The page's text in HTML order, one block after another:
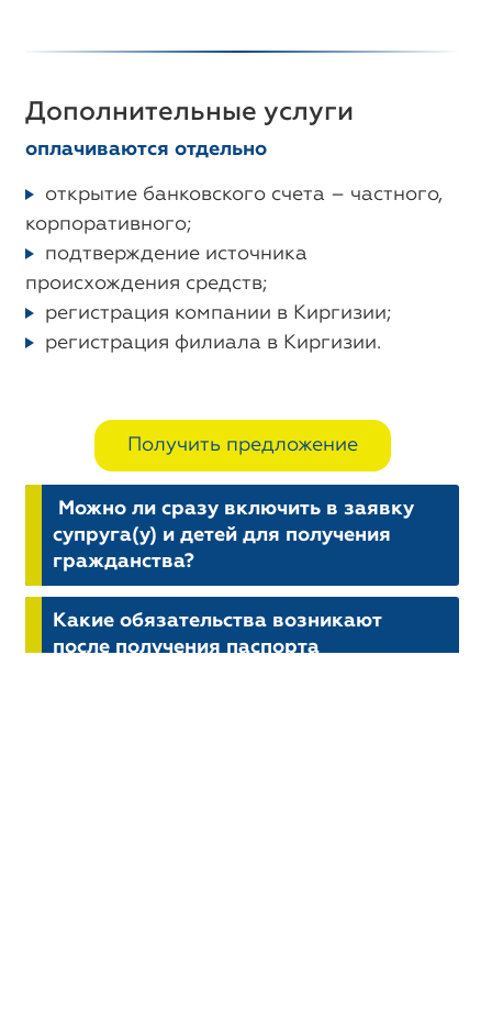
Дополнительные услуги
оплачиваются отдельно
открытие банковского счета – частного,
корпоративного;
подтверждение источника
происхождения средств;
регистрация компании в Киргизии;
регистрация филиала в Киргизии.
Получить предложение
Можно ли сразу включить в заявку
супруга(у) и детей для получения
гражданства?
Какие обязательства возникают
после получения паспорта